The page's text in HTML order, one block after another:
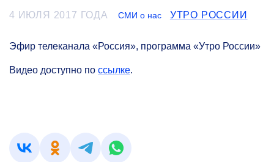
4 ИЮЛЯ 2017 ГОДА СМИ о нас УТРО РОССИИ
Эфир телеканала «Россия», программа «Утро России»
Видео доступно по ссылке.